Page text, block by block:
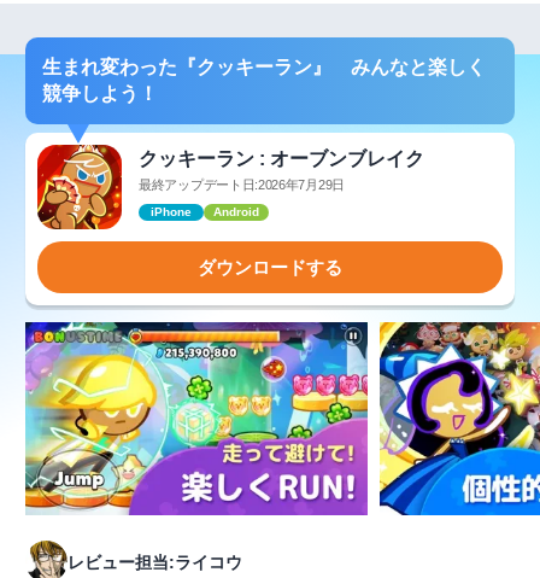
生まれ変わった『クッキーラン』 みんなと楽しく
競争しよう！
クッキーラン : オーブンブレイク
最終アップデート日:2026年7月29日
iPhone Android
ダウンロードする
レビュー担当:ライコウ